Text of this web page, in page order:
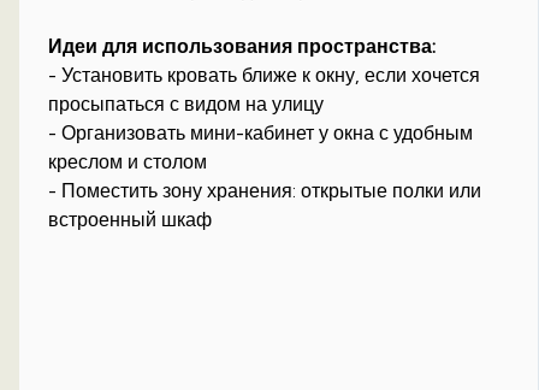
Идеи для использования пространства:
- Установить кровать ближе к окну, если хочется
просыпаться с видом на улицу
- Организовать мини-кабинет у окна с удобным
креслом и столом
- Поместить зону хранения: открытые полки или
встроенный шкаф